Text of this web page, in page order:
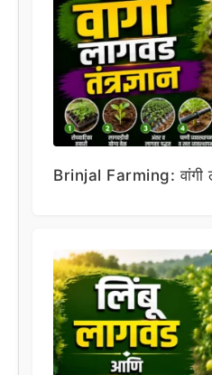
Brinjal Farming: वांगी